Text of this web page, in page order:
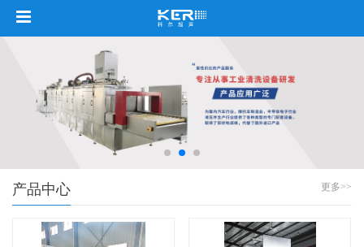
更多>>
产品中心